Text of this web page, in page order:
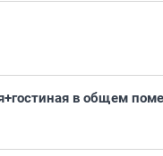
в общем